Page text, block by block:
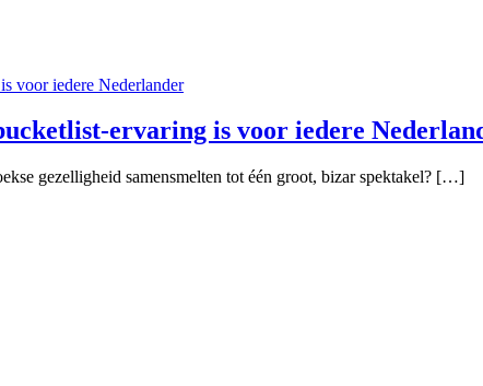
ervaring is voor iedere
gezelligheid samensmelten tot één groot, bizar spektakel? […]